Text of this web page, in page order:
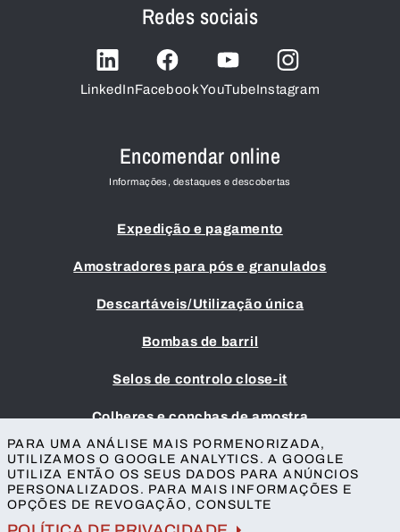
Redes sociais
LinkedInFacebookYouTubeInstagram
Encomendar online
Informações, destaques e descobertas
Expedição e pagamento
Amostradores para pós e granulados
Descartáveis/Utilização única
Bombas de barril
Selos de controlo close-it
Colheres e conchas de amostra
Impressão
Termos e condições
Proteção da privacidade
Contacto
PARA UMA ANÁLISE MAIS PORMENORIZADA,
UTILIZAMOS O GOOGLE ANALYTICS. A GOOGLE
UTILIZA ENTÃO OS SEUS DADOS PARA ANÚNCIOS
PERSONALIZADOS. PARA MAIS INFORMAÇÕES E
OPÇÕES DE REVOGAÇÃO, CONSULTE